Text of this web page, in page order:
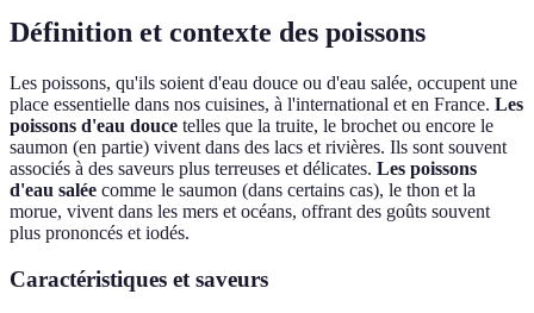
Définition et contexte des poissons
Les poissons, qu'ils soient d'eau douce ou d'eau salée, occupent une
place essentielle dans nos cuisines, à l'international et en France. Les
poissons d'eau douce telles que la truite, le brochet ou encore le
saumon (en partie) vivent dans des lacs et rivières. Ils sont souvent
associés à des saveurs plus terreuses et délicates. Les poissons
d'eau salée comme le saumon (dans certains cas), le thon et la
morue, vivent dans les mers et océans, offrant des goûts souvent
plus prononcés et iodés.
Caractéristiques et saveurs